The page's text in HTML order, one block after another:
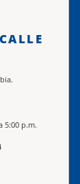
5:00 p.m.